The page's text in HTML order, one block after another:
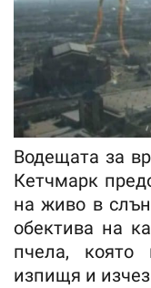
Водещата за
Кетчмарк
на живо в
обектива на
пчела, която
изпищя и